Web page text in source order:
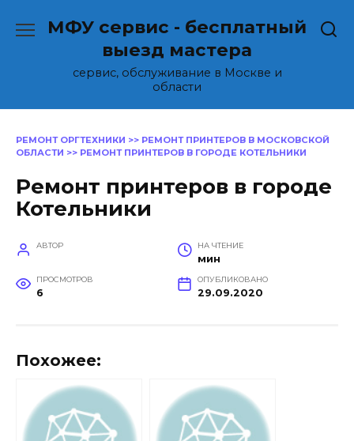
МФУ сервис - бесплатный
выезд мастера
сервис, обслуживание в Москве и
области
РЕМОНТ ОРГТЕХНИКИ >> РЕМОНТ ПРИНТЕРОВ В МОСКОВСКОЙ
ОБЛАСТИ >> РЕМОНТ ПРИНТЕРОВ В ГОРОДЕ КОТЕЛЬНИКИ
Ремонт принтеров в городе
Котельники
АВТОР НА ЧТЕНИЕ
мин
ПРОСМОТРОВ
6
ОПУБЛИКОВАНО
29.09.2020
Похожее: